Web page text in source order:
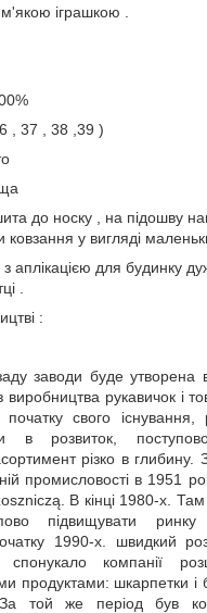
іграшкою .
, 37 , 38 ,39 )
до носку , на підошву
ковзання у вигляді
аплікацією для будинку
.
:
заводи буде утворена
виробництва рукавичок і
свого
в розвиток,
різко в глибину.
промисловості в 1951
В кінці 1980-х.
підвищувати ринку
1990-х. швидкий
спонукало компанії
продуктами: шкарпетки і
той же період був